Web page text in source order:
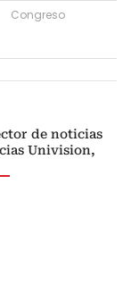
Congreso
de noticias
Univision,